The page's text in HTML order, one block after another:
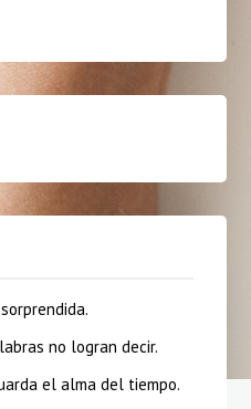
no logran decir.
el alma del tiempo.